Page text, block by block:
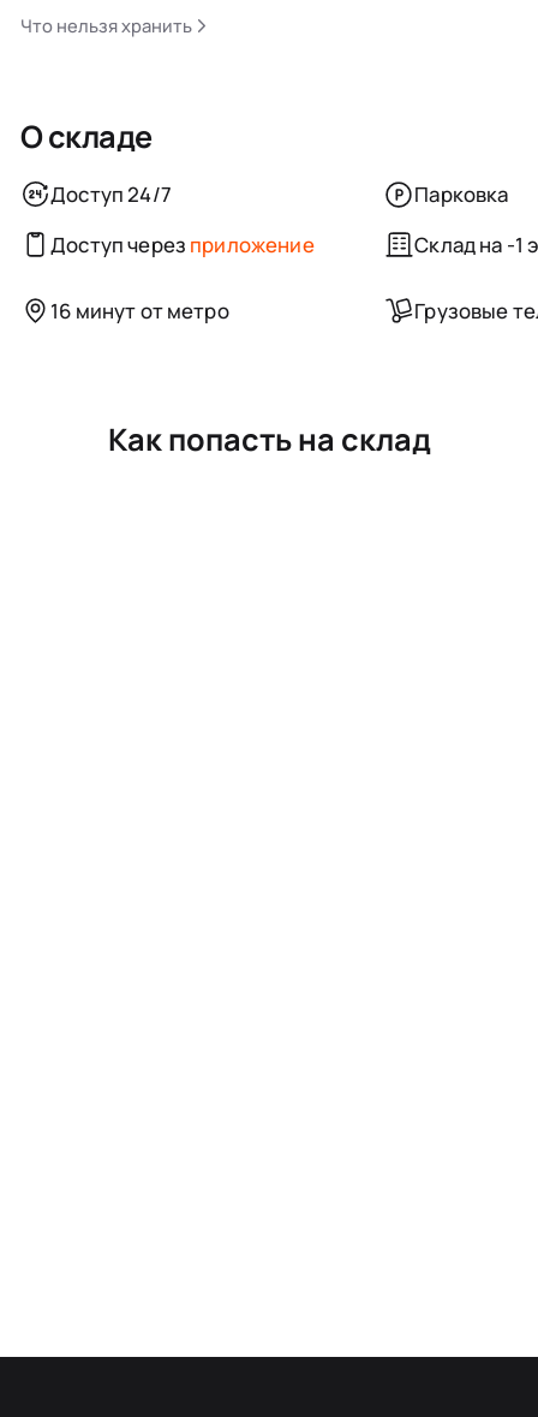
Что нельзя хранить
О складе
Доступ 24/7
Парковка
Доступ через приложение Склад на -1
16 минут от метро Грузовые
Как попасть на склад